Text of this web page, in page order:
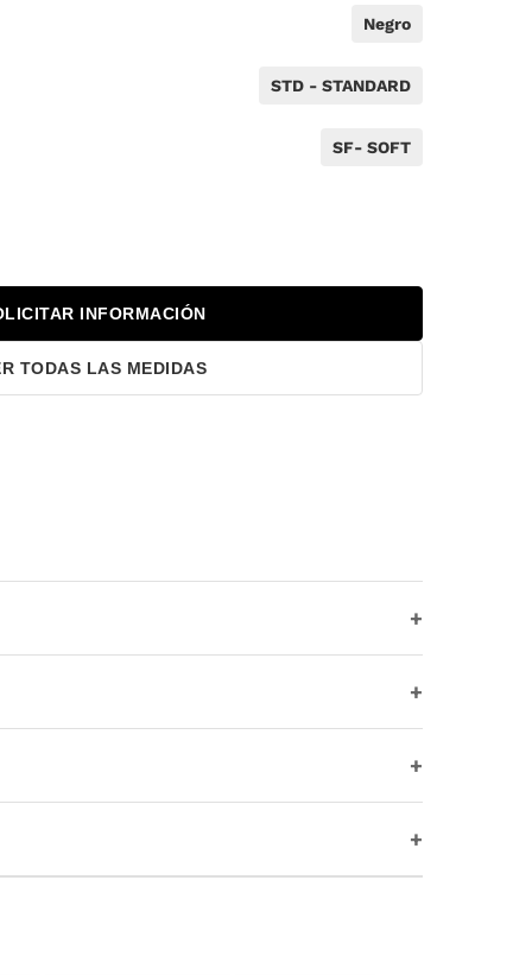
Negro
STD - STANDARD
SF- SOFT
INFORMACIÓN
TODAS LAS MEDIDAS